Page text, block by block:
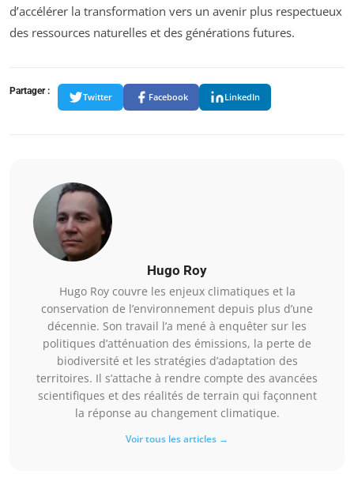
d’accélérer la transformation vers un avenir plus respectueux
des ressources naturelles et des générations futures.
Partager :
Twitter Facebook LinkedIn
Hugo Roy
Hugo Roy couvre les enjeux climatiques et la
conservation de l’environnement depuis plus d’une
décennie. Son travail l’a mené à enquêter sur les
politiques d’atténuation des émissions, la perte de
biodiversité et les stratégies d’adaptation des
territoires. Il s’attache à rendre compte des avancées
scientifiques et des réalités de terrain qui façonnent
la réponse au changement climatique.
Voir tous les articles →